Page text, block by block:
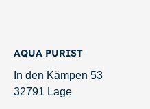
3x Betta
albimarginata